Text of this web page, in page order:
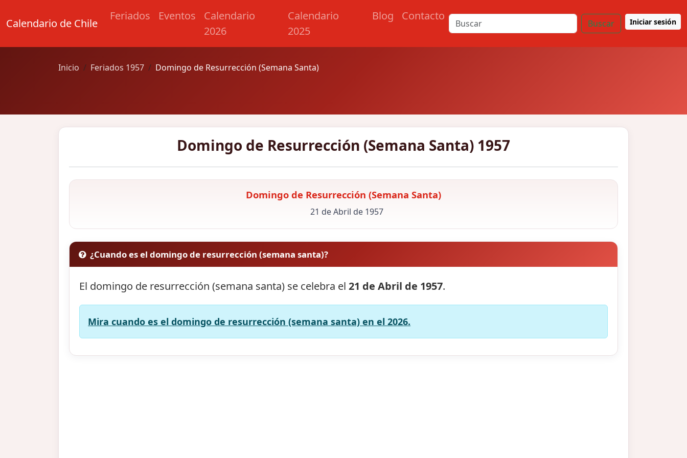
Calendario de Chile
Feriados Eventos
Calendario
2026
Calendario
2025
Blog Contacto
Buscar Iniciar sesión
Inicio Feriados 1957 Domingo de Resurrección (Semana Santa)
Domingo de Resurrección (Semana Santa) 1957
Domingo de Resurrección (Semana Santa)
21 de Abril de 1957
¿Cuando es el domingo de resurrección (semana santa)?
El domingo de resurrección (semana santa) se celebra el21 de Abril de 1957.
Mira cuando es el domingo de resurrección (semana santa) en el 2026.